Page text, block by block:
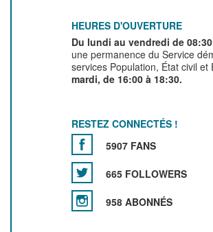
HEURES D'OUVERTURE
Du lundi au vendredi de
une permanence du Service
services Population, État civil et
mardi, de 16:00 à 18:30.
RESTEZ CONNECTÉS !
5907 FANS
665 FOLLOWERS
958 ABONNÉS